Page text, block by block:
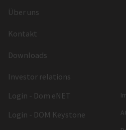
Über uns
Kontakt
Downloads
Investor relations
Login - Dom eNET
Login - DOM Keystone